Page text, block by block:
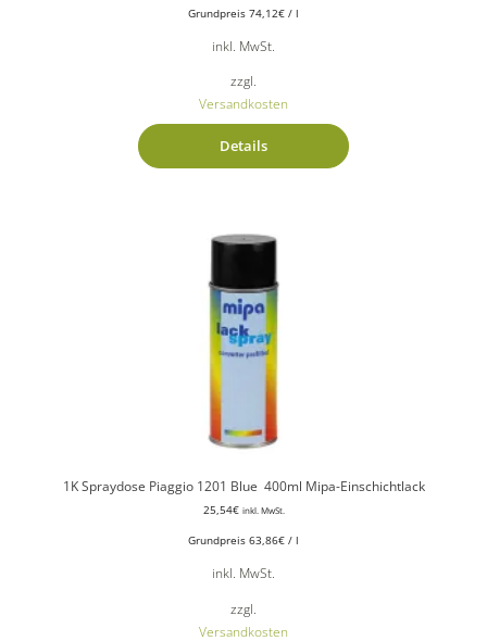
Grundpreis 74,12€ / l
inkl. MwSt.
zzgl.
Versandkosten
Details
1K Spraydose Piaggio 1201 Blue 400ml Mipa-Einschichtlack
25,54€ inkl. MwSt.
Grundpreis 63,86€ / l
inkl. MwSt.
zzgl.
Versandkosten